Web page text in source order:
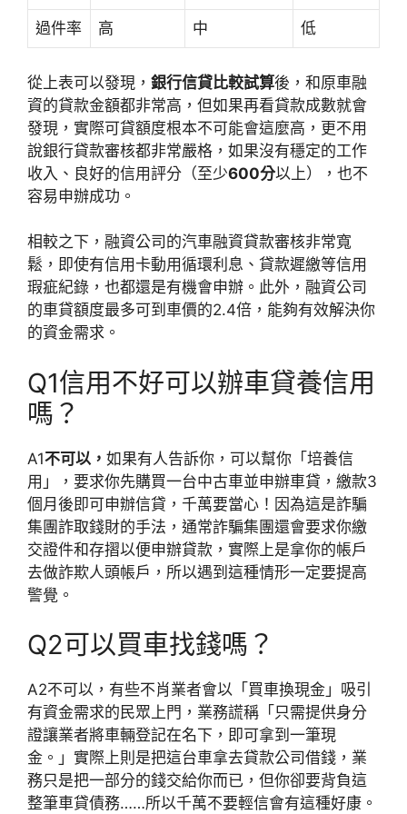
過件率 高 中 低
從上表可以發現， 銀行信貸比較試算後，和原車融
資的貸款金額都非常高，但如果再看貸款成數就會
發現，實際可貸額度根本不可能會這麼高，更不用
說銀行貸款審核都非常嚴格，如果沒有穩定的工作
收入、良好的信用評分（至少600分以上），也不
容易申辦成功。
相較之下，融資公司的汽車融資貸款審核非常寬
鬆，即使有信用卡動用循環利息、貸款遲繳等信用
瑕疵紀錄，也都還是有機會申辦。此外，融資公司
的車貸額度最多可到車價的2.4倍，能夠有效解決你
的資金需求。
Q1信用不好可以辦車貸養信用
嗎？
A1不可以， 如果有人告訴你，可以幫你「培養信
用」，要求你先購買一台中古車並申辦車貸，繳款3
個月後即可申辦信貸，千萬要當心！因為這是詐騙
集團詐取錢財的手法，通常詐騙集團還會要求你繳
交證件和存摺以便申辦貸款，實際上是拿你的帳戶
去做詐欺人頭帳戶，所以遇到這種情形一定要提高
警覺。
Q2可以買車找錢嗎？
A2不可以，有些不肖業者會以「買車換現金」吸引
有資金需求的民眾上門，業務謊稱「只需提供身分
證讓業者將車輛登記在名下，即可拿到一筆現
金。」實際上則是把這台車拿去貸款公司借錢，業
務只是把一部分的錢交給你而已，但你卻要背負這
整筆車貸債務……所以千萬不要輕信會有這種好康。